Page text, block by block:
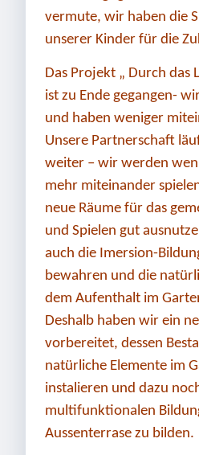
vermute, wir haben die
unserer Kinder für die
Das Projekt „ Durch
ist zu Ende gegangen-
und haben weniger
Unsere Partnerschaft
weiter – wir werden
mehr miteinander
neue Räume für das
und Spielen gut
auch die Imersion-
bewahren und die
dem Aufenthalt im
Deshalb haben wir ein
vorbereitet, dessen
natürliche Elemente im
instalieren und dazu
multifunktionalen
Aussenterrase zu bilden.